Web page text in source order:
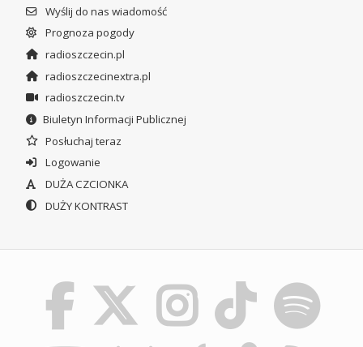
Wyślij do nas wiadomość
Prognoza pogody
radioszczecin.pl
radioszczecinextra.pl
radioszczecin.tv
Biuletyn Informacji Publicznej
Posłuchaj teraz
Logowanie
DUŻA CZCIONKA
DUŻY KONTRAST